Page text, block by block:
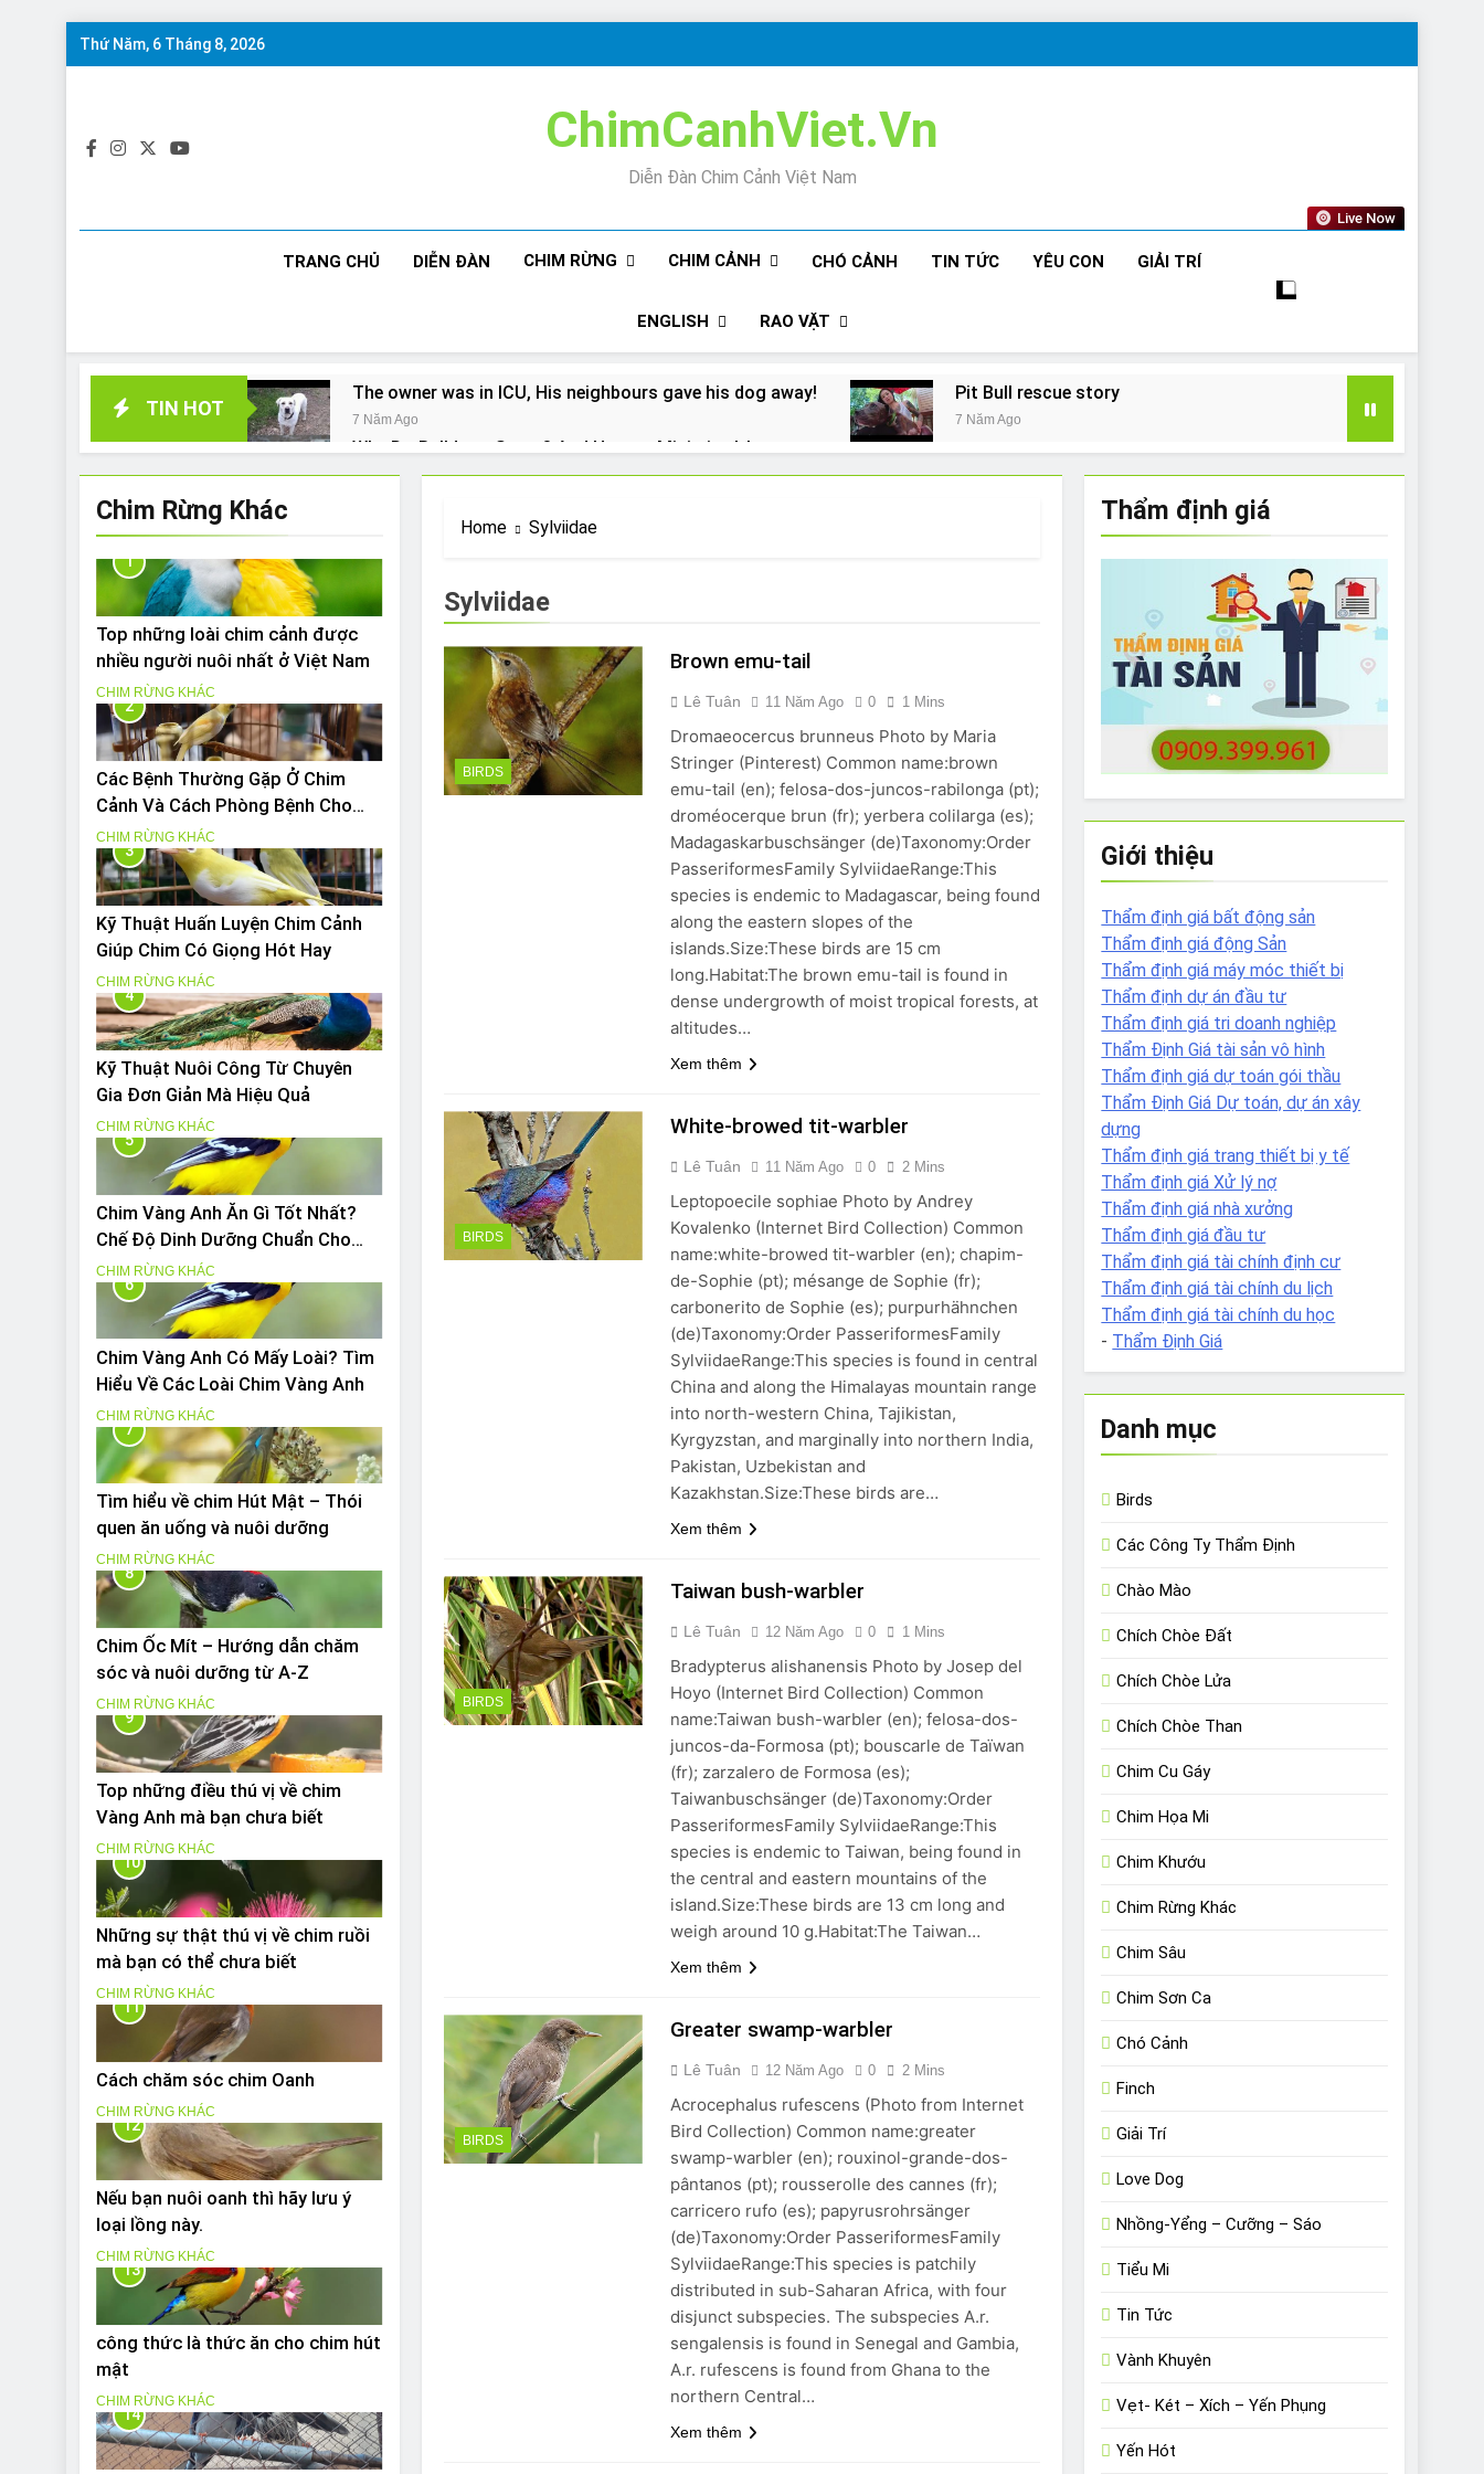
Skip
Thứ Năm, 6 Tháng 8, 2026
ChimCanhViet.Vn
Diễn Đàn Chim Cảnh Việt Nam
Live Now
TRANG CHỦ DIỄN ĐÀN CHIM RỪNG CHIM CẢNH CHÓ CẢNH TIN TỨC YÊU CON GIẢI TRÍ
ENGLISH RAO VẶT
TIN HOT
The owner was in ICU, His neighbours gave his dog away!
7 Năm Ago
Pit Bull rescue story
7 Năm Ago
Why Do Bulldogs Snore? And How to Minimize It!
7 Năm Ago
Do Bulldogs Fart? Yes! And How to Stop It! The Ultimate Guide to What Bulldogs Can (and can’t) Eat
Bulldog Anal Gland Problem and How to Treat It
7 Năm Ago
Can Bulldogs Run Long Distances?
Can Bulldogs Play Fetch? And How to Train Them! How Often Do I Need to Groom My Bulldog
7 Năm Ago
Chim Rừng Khác
1
Top những loài chim cảnh được
nhiều người nuôi nhất ở Việt Nam
CHIM RỪNG KHÁC
2
Các Bệnh Thường Gặp Ở Chim
Cảnh Và Cách Phòng Bệnh Cho
Chim Hiệu Quả
CHIM RỪNG KHÁC
3
Kỹ Thuật Huấn Luyện Chim Cảnh
Giúp Chim Có Giọng Hót Hay
CHIM RỪNG KHÁC
4
Kỹ Thuật Nuôi Công Từ Chuyên
Gia Đơn Giản Mà Hiệu Quả
CHIM RỪNG KHÁC
5
Chim Vàng Anh Ăn Gì Tốt Nhất?
Chế Độ Dinh Dưỡng Chuẩn Cho
Chim Vàng Anh
CHIM RỪNG KHÁC
6
Chim Vàng Anh Có Mấy Loài? Tìm
Hiểu Về Các Loài Chim Vàng Anh
CHIM RỪNG KHÁC
7
Tìm hiểu về chim Hút Mật – Thói
quen ăn uống và nuôi dưỡng
CHIM RỪNG KHÁC
8
Chim Ốc Mít – Hướng dẫn chăm
sóc và nuôi dưỡng từ A-Z
CHIM RỪNG KHÁC
9
Top những điều thú vị về chim
Vàng Anh mà bạn chưa biết
CHIM RỪNG KHÁC
10
Những sự thật thú vị về chim ruồi
mà bạn có thể chưa biết
CHIM RỪNG KHÁC
11
Cách chăm sóc chim Oanh
CHIM RỪNG KHÁC
12
Nếu bạn nuôi oanh thì hãy lưu ý
loại lồng này.
CHIM RỪNG KHÁC
13
công thức là thức ăn cho chim hút
mật
CHIM RỪNG KHÁC
14
Home Sylviidae
Sylviidae
BIRDS
Brown emu-tail
Lê Tuân 11 Năm Ago 0 1 Mins
Dromaeocercus brunneus Photo by Maria
Stringer (Pinterest) Common name:brown
emu-tail (en); felosa-dos-juncos-rabilonga (pt);
droméocerque brun (fr); yerbera colilarga (es);
Madagaskarbuschsänger (de)Taxonomy:Order
PasseriformesFamily SylviidaeRange:This
species is endemic to Madagascar, being found
along the eastern slopes of the
islands.Size:These birds are 15 cm
long.Habitat:The brown emu-tail is found in
dense undergrowth of moist tropical forests, at
altitudes…
Xem thêm
BIRDS
White-browed tit-warbler
Lê Tuân 11 Năm Ago 0 2 Mins
Leptopoecile sophiae Photo by Andrey
Kovalenko (Internet Bird Collection) Common
name:white-browed tit-warbler (en); chapim-
de-Sophie (pt); mésange de Sophie (fr);
carbonerito de Sophie (es); purpurhähnchen
(de)Taxonomy:Order PasseriformesFamily
SylviidaeRange:This species is found in central
China and along the Himalayas mountain range
into north-western China, Tajikistan,
Kyrgyzstan, and marginally into northern India,
Pakistan, Uzbekistan and
Kazakhstan.Size:These birds are…
Xem thêm
BIRDS
Taiwan bush-warbler
Lê Tuân 12 Năm Ago 0 1 Mins
Bradypterus alishanensis Photo by Josep del
Hoyo (Internet Bird Collection) Common
name:Taiwan bush-warbler (en); felosa-dos-
juncos-da-Formosa (pt); bouscarle de Taïwan
(fr); zarzalero de Formosa (es);
Taiwanbuschsänger (de)Taxonomy:Order
PasseriformesFamily SylviidaeRange:This
species is endemic to Taiwan, being found in
the central and eastern mountains of the
island.Size:These birds are 13 cm long and
weigh around 10 g.Habitat:The Taiwan…
Xem thêm
BIRDS
Greater swamp-warbler
Lê Tuân 12 Năm Ago 0 2 Mins
Acrocephalus rufescens (Photo from Internet
Bird Collection) Common name:greater
swamp-warbler (en); rouxinol-grande-dos-
pântanos (pt); rousserolle des cannes (fr);
carricero rufo (es); papyrusrohrsänger
(de)Taxonomy:Order PasseriformesFamily
SylviidaeRange:This species is patchily
distributed in sub-Saharan Africa, with four
disjunct subspecies. The subspecies A.r.
sengalensis is found in Senegal and Gambia,
A.r. rufescens is found from Ghana to the
northern Central…
Xem thêm
Thẩm định giá
Giới thiệu
Thẩm định giá bất động sản
Thẩm định giá động Sản
Thẩm định giá máy móc thiết bị
Thẩm định dự án đầu tư
Thẩm định giá tri doanh nghiệp
Thẩm Định Giá tài sản vô hình
Thẩm định giá dự toán gói thầu
Thẩm Định Giá Dự toán, dự án xây
dựng
Thẩm định giá trang thiết bị y tế
Thẩm định giá Xử lý nợ
Thẩm định giá nhà xưởng
Thẩm định giá đầu tư
Thẩm định giá tài chính định cư
Thẩm định giá tài chính du lịch
Thẩm định giá tài chính du học
- Thẩm Định Giá
Danh mục
Birds
Các Công Ty Thẩm Định
Chào Mào
Chích Chòe Đất
Chích Chòe Lửa
Chích Chòe Than
Chim Cu Gáy
Chim Họa Mi
Chim Khướu
Chim Rừng Khác
Chim Sâu
Chim Sơn Ca
Chó Cảnh
Finch
Giải Trí
Love Dog
Nhồng-Yểng – Cưỡng – Sáo
Tiểu Mi
Tin Tức
Vành Khuyên
Vẹt- Két – Xích – Yến Phụng
Yến Hót